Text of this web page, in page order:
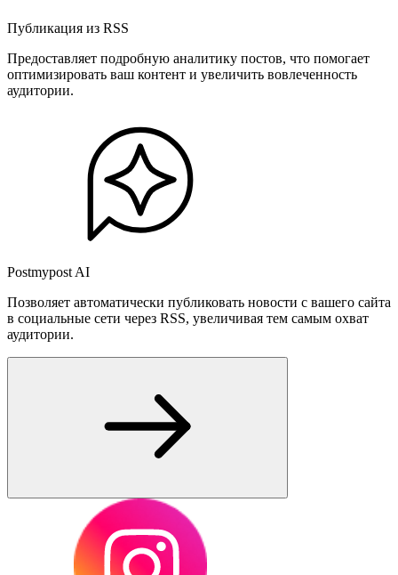
Публикация из RSS
Предоставляет подробную аналитику постов, что помогает
оптимизировать ваш контент и увеличить вовлеченность
аудитории.
Postmypost AI
Позволяет автоматически публиковать новости с вашего сайта
в социальные сети через RSS, увеличивая тем самым охват
аудитории.